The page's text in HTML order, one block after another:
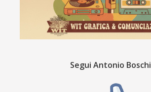
Segui Antonio Boschi